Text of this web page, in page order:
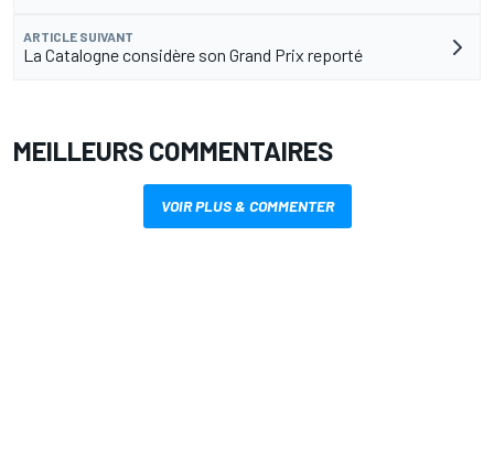
ARTICLE SUIVANT
La Catalogne considère son Grand Prix reporté
MEILLEURS COMMENTAIRES
VOIR PLUS & COMMENTER